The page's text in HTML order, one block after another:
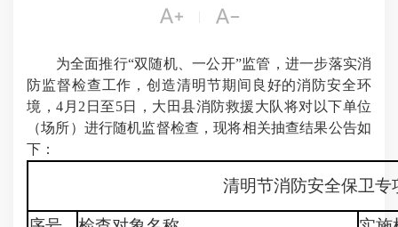
 
为全面推行“双随机、一公开”监管，进一步落实消
防监督检查工作，创造清明节期间良好的消防安全环
境，4月2日至5日
，大田县消防救援大队将对以下单位
（场所）进行随机监督检查，现将相关抽查结果公告如
下：
清明节消防安全保卫专